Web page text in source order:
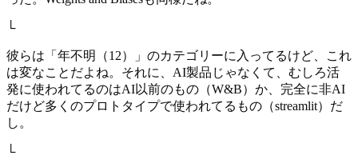
└
彼らは「年不明（12）」のカテゴリーに入ってるけど、これ
は変なことだよね。それに、AI製品じゃなくて、むしろ活
発に使われてるのはAI以前のもの（W&B）か、完全に非AI
だけど多くのプロトタイプで使われてるもの（streamlit）だ
し。
└